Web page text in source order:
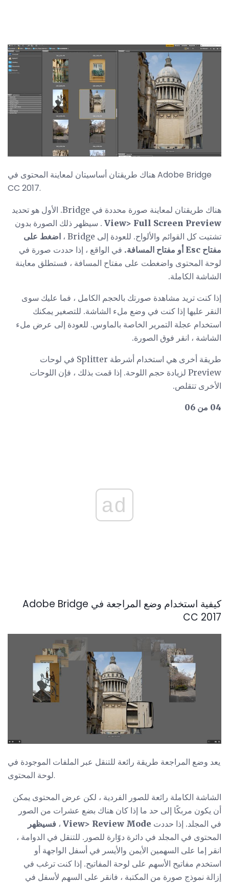
هناك طريقتان أساسيتان لمعاينة المحتوى في Adobe Bridge
CC 2017.
هناك طريقتان لمعاينة صورة محددة في Bridge. الأول هو تحديد
View> Full Screen Preview . سيظهر ذلك الصورة بدون
تشتيت كل القوائم والألواح. للعودة إلى Bridge ،
اضغط على
مفتاح Esc أو مفتاح المسافة.
في الواقع ، إذا حددت صورة في
لوحة المحتوى واضغطت على مفتاح المسافة ، فستطلق معاينة
الشاشة الكاملة.
إذا كنت تريد مشاهدة صورتك بالحجم الكامل ، فما عليك سوى
النقر عليها إذا كنت في وضع ملء الشاشة. للتصغير يمكنك
استخدام عجلة التمرير الخاصة بالماوس. للعودة إلى عرض ملء
الشاشة ، انقر فوق الصورة.
طريقة أخرى هي استخدام أشرطة Splitter في لوحات
Preview لزيادة حجم اللوحة. إذا قمت بذلك ، فإن اللوحات
الأخرى تتقلص.
04 من 06
ad
كيفية استخدام وضع المراجعة في Adobe Bridge
CC 2017
يعد وضع المراجعة طريقة رائعة للتنقل عبر الملفات الموجودة في
لوحة المحتوى.
الشاشة الكاملة رائعة للصور الفردية ، لكن عرض المحتوى يمكن
أن يكون مربكًا إلى حد ما إذا كان هناك بضع عشرات من الصور
في المجلد. إذا حددت View> Review Mode ، فسيظهر
المحتوى في المجلد في دائرة دوّارة للصور. للتنقل في الدوامة ،
انقر إما على السهمين الأيمن والأيسر في أسفل الواجهة أو
استخدم مفاتيح الأسهم على لوحة المفاتيح. إذا كنت ترغب في
إزالة نموذج صورة من المكتبة ، فانقر على السهم لأسفل في